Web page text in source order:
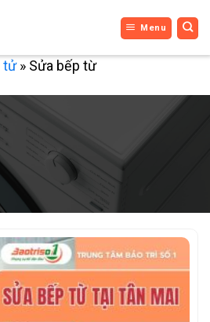
Menu
tử» Sửa bếp từ